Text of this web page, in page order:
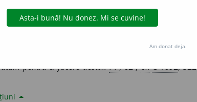
tezaur. Aur și argint și
pentru ei facere destul. PP, 62 ;cf. C 1692, 522
Am donat deja.